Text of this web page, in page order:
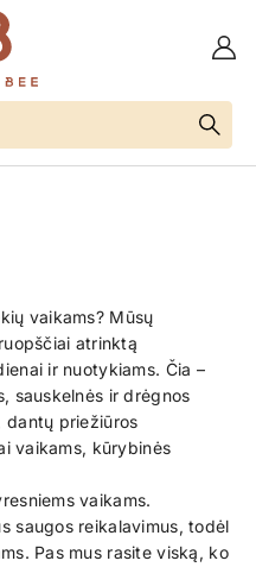
vaikams? Mūsų
atrinktą
ir nuotykiams. Čia –
sauskelnės ir drėgnos
dantų priežiūros
vaikams, kūrybinės
vaikams.
saugos reikalavimus, todėl
Pas mus rasite viską, ko